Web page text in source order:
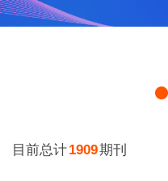
目前总计1909期刊